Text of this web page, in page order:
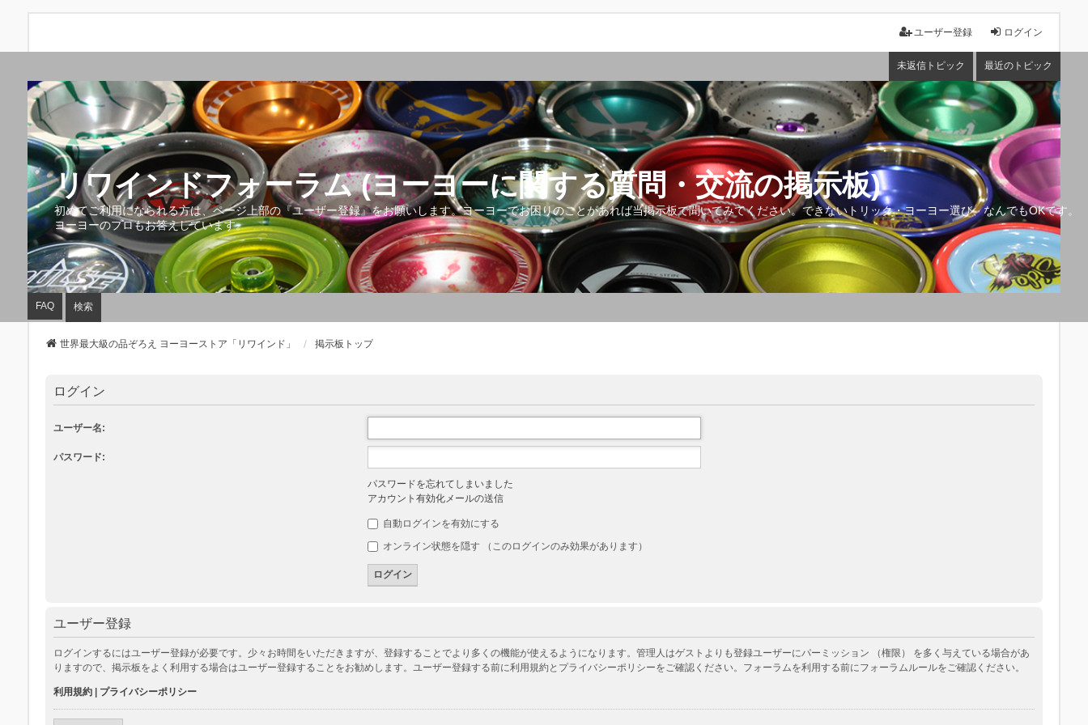
ログイン
ユーザー登録
未返信トピック 最近のトピック
リワインドフォーラム (ヨーヨーに関する質問・交流の掲示板)
初めてご利用になられる方は、ページ上部の『ユーザー登録』をお願いします。ヨーヨーでお困りのことがあれば当掲示板で聞いてみてください。できないトリック・ヨーヨー選び、なんでもOKです。
ヨーヨーのプロもお答えしています。
FAQ 検索
世界最大級の品ぞろえ ヨーヨーストア「リワインド」 掲示板トップ
ログイン
ユーザー名:
パスワード:
パスワードを忘れてしまいました
アカウント有効化メールの送信
自動ログインを有効にする
オンライン状態を隠す （このログインのみ効果があります）
ユーザー登録
ログインするにはユーザー登録が必要です。少々お時間をいただきますが、登録することでより多くの機能が使えるようになります。管理人はゲストよりも登録ユーザーにパーミッション （権限） を多く与えている場合があ
りますので、掲示板をよく利用する場合はユーザー登録することをお勧めします。ユーザー登録する前に利用規約とプライバシーポリシーをご確認ください。フォーラムを利用する前にフォーラムルールをご確認ください。
利用規約| プライバシーポリシー